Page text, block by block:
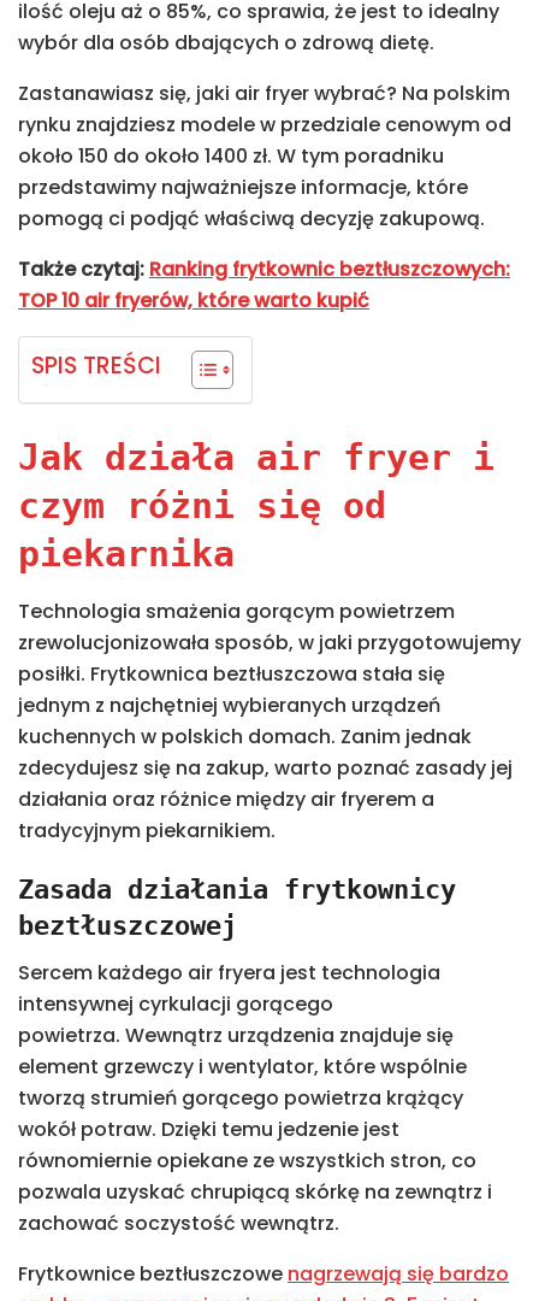
ilość oleju aż o 85%, co sprawia, że jest to idealny
wybór dla osób dbających o zdrową dietę.
Zastanawiasz się, jaki air fryer wybrać? Na polskim
rynku znajdziesz modele w przedziale cenowym od
około 150 do około 1400 zł. W tym poradniku
przedstawimy najważniejsze informacje, które
pomogą ci podjąć właściwą decyzję zakupową.
Także czytaj: Ranking frytkownic beztłuszczowych:
TOP 10 air fryerów, które warto kupić
SPIS TREŚCI
Jak działa air fryer i
czym różni się od
piekarnika
Technologia smażenia gorącym powietrzem
zrewolucjonizowała sposób, w jaki przygotowujemy
posiłki. Frytkownica beztłuszczowa stała się
jednym z najchętniej wybieranych urządzeń
kuchennych w polskich domach. Zanim jednak
zdecydujesz się na zakup, warto poznać zasady jej
działania oraz różnice między air fryerem a
tradycyjnym piekarnikiem.
Zasada działania frytkownicy
beztłuszczowej
Sercem każdego air fryera jest technologia
intensywnej cyrkulacji gorącego
powietrza. Wewnątrz urządzenia znajduje się
element grzewczy i wentylator, które wspólnie
tworzą strumień gorącego powietrza krążący
wokół potraw. Dzięki temu jedzenie jest
równomiernie opiekane ze wszystkich stron, co
pozwala uzyskać chrupiącą skórkę na zewnątrz i
zachować soczystość wewnątrz.
Frytkownice beztłuszczowe nagrzewają się bardzo